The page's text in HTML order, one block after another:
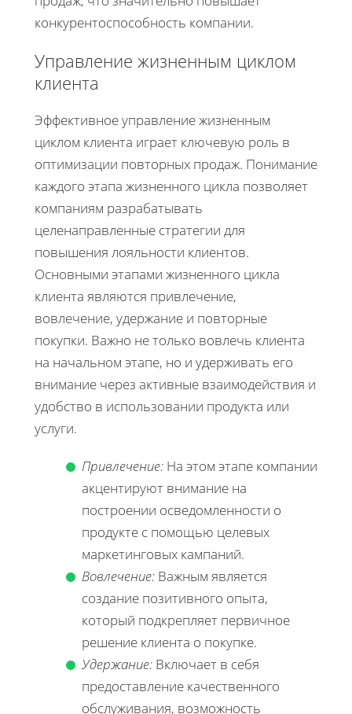
конкурентоспособность компании.
Управление жизненным циклом
клиента
Эффективное управление жизненным
циклом клиента играет ключевую роль в
оптимизации повторных продаж. Понимание
каждого этапа жизненного цикла позволяет
компаниям разрабатывать
целенаправленные стратегии для
повышения лояльности клиентов.
Основными этапами жизненного цикла
клиента являются привлечение,
вовлечение, удержание и повторные
покупки. Важно не только вовлечь клиента
на начальном этапе, но и удерживать его
внимание через активные взаимодействия и
удобство в использовании продукта или
услуги.
Привлечение: На этом этапе компании
акцентируют внимание на
построении осведомленности о
продукте с помощью целевых
маркетинговых кампаний.
Вовлечение: Важным является
создание позитивного опыта,
который подкрепляет первичное
решение клиента о покупке.
Удержание: Включает в себя
предоставление качественного
обслуживания, возможность